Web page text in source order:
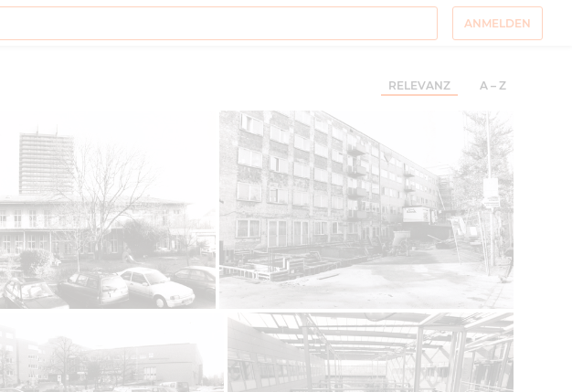
ANMELDEN
RELEVANZ A – Z